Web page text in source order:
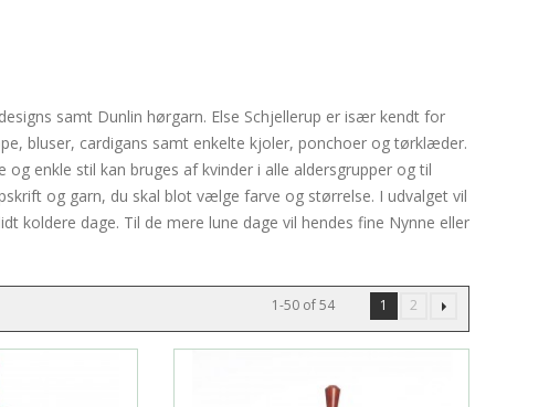
samt Dunlin hørgarn. Else Schjellerup er især kendt for
bluser, cardigans samt enkelte kjoler, ponchoer og tørklæder.
enkle stil kan bruges af kvinder i alle aldersgrupper og til
og garn, du skal blot vælge farve og størrelse. I udvalget vil
koldere dage. Til de mere lune dage vil hendes fine Nynne eller
1-50 of 54 1 2